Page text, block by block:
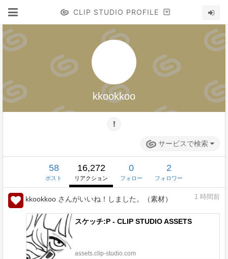
CLIP STUDIO PROFILE
kkookkoo
サービスで検索
58
ポスト
16,272
リアクション
0
フォロー
2
フォロワー
kkookkoo さんがいいね！しました。（素材） 1 時間前
スケッチ:P - CLIP STUDIO ASSETS
assets.clip-studio.com